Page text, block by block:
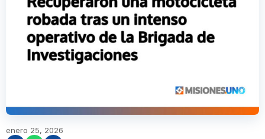
enero 25, 2026